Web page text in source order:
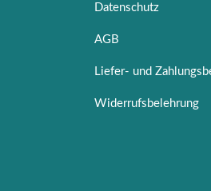
Datenschutz
AGB
Liefer- und
Widerrufsbelehrung